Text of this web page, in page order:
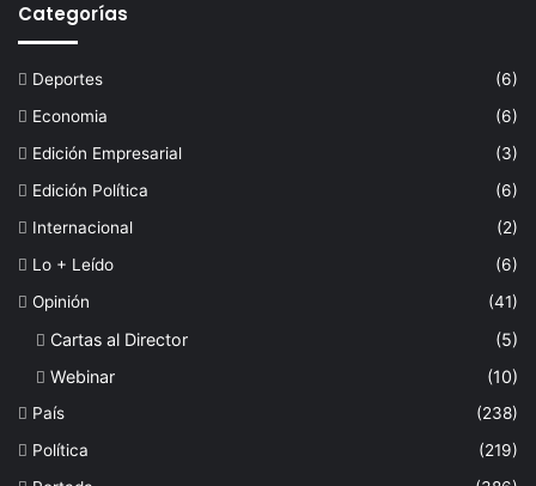
Categorías
Deportes
(6)
Economia
(6)
Edición Empresarial
(3)
Edición Política
(6)
Internacional
(2)
Lo + Leído
(6)
Opinión
(41)
Cartas al Director
(5)
Webinar
(10)
País
(238)
Política
(219)